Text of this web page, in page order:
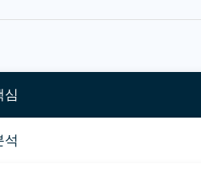
심
석